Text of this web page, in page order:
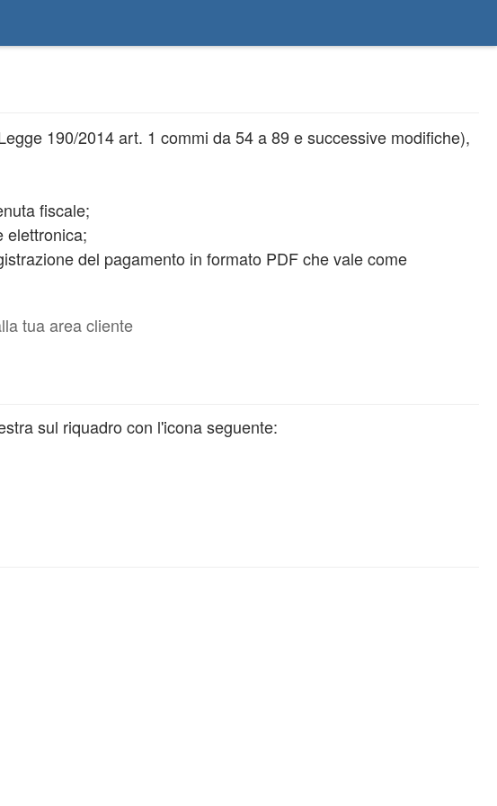
190/2014 art. 1 commi da 54 a 89 e successive modifiche),
fiscale;
elettronica;
del pagamento in formato PDF che vale come
tua area cliente
sul riquadro con l'icona seguente: